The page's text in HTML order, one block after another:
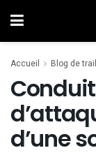
Accueil Blog de trail
d’une